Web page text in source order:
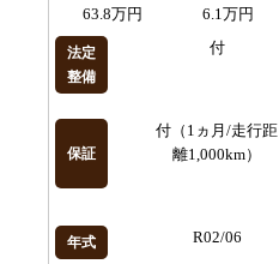
63.8万円
6.1万円
法定
整備
付
保証
付（1ヵ月/走行距
離1,000km）
年式 R02/06